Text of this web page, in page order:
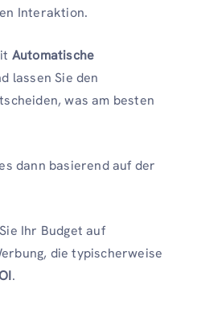
Interaktion.
Automatische
lassen Sie den
was am besten
dann basierend auf der
Ihr Budget auf
die typischerweise
.